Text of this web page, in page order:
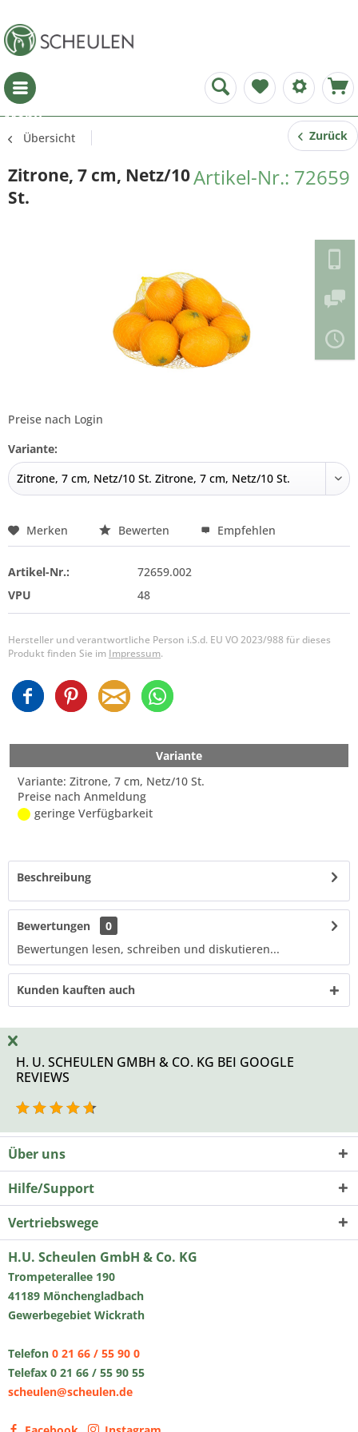
Menü
Übersicht Zurück
Artikel-Nr.: 72659
Zitrone, 7 cm, Netz/10
St.
Preise nach Login
Variante:
Merken Bewerten Empfehlen
Artikel-Nr.:
72659.002
VPU
48
Hersteller und verantwortliche Person i.S.d. EU VO 2023/988 für dieses
Produkt finden Sie im Impressum.
Variante
Variante: Zitrone, 7 cm, Netz/10 St.
Preise nach Anmeldung
geringe Verfügbarkeit
Beschreibung
Bewertungen
0
Bewertungen lesen, schreiben und diskutieren...
Kunden kauften auch
H. U. SCHEULEN GMBH & CO. KG BEI GOOGLE
REVIEWS
Über uns
Hilfe/Support
Vertriebswege
H.U. Scheulen GmbH & Co. KG
Trompeterallee 190
41189 Mönchengladbach
Gewerbegebiet Wickrath
Telefon 0 21 66 / 55 90 0
Telefax 0 21 66 / 55 90 55
scheulen@scheulen.de